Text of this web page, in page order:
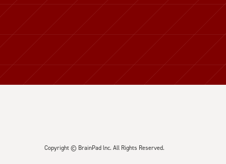
Copyright © BrainPad lnc. All Rights Reserved.